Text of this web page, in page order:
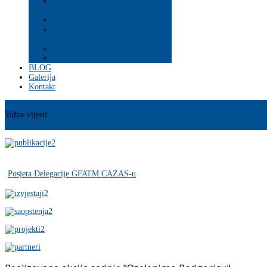
BLOG
Galerija
Kontakt
Važne vijesti :
Posjeta Delegacije GFATM CAZAS-u